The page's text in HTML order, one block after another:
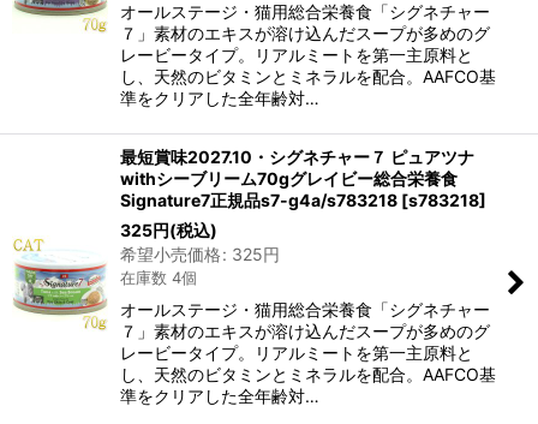
オールステージ・猫用総合栄養食「シグネチャー
７」素材のエキスが溶け込んだスープが多めのグ
レービータイプ。リアルミートを第一主原料と
し、天然のビタミンとミネラルを配合。AAFCO基
準をクリアした全年齢対…
最短賞味2027.10・シグネチャー７ ピュアツナ
withシーブリーム70gグレイビー総合栄養食
Signature7正規品s7-g4a/s783218 [s783218]
325円(税込)
希望小売価格: 325円
在庫数 4個
オールステージ・猫用総合栄養食「シグネチャー
７」素材のエキスが溶け込んだスープが多めのグ
レービータイプ。リアルミートを第一主原料と
し、天然のビタミンとミネラルを配合。AAFCO基
準をクリアした全年齢対…